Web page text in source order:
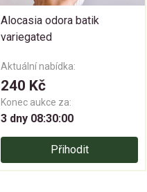
Alocasia odora batik
variegated
Aktuální nabídka:
240 Kč
Konec aukce za:
3 dny 08:29:59
Přihodit